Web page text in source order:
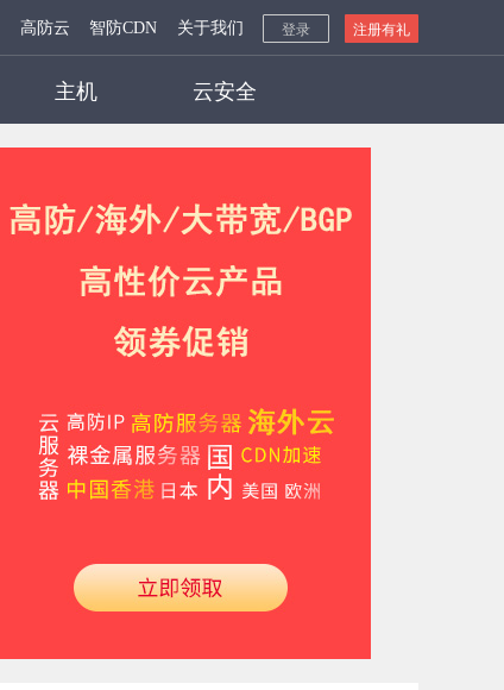
高防云 智防CDN 关于我们 登录 注册有礼
主机 云安全